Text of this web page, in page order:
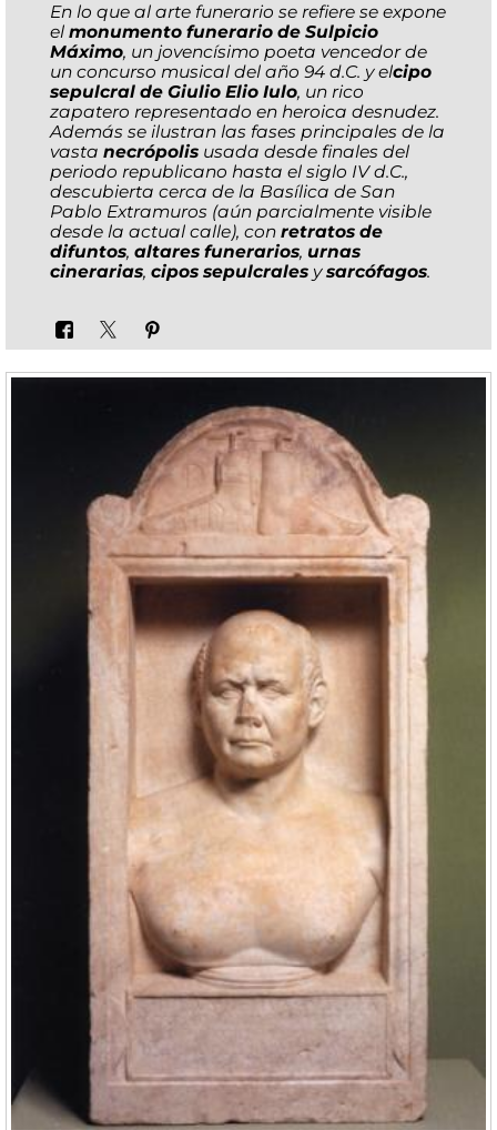
En lo que al arte funerario se refiere se expone
el monumento funerario de Sulpicio
Máximo, un jovencísimo poeta vencedor de
un concurso musical del año 94 d.C. y elcipo
sepulcral de Giulio Elio Iulo, un rico
zapatero representado en heroica desnudez.
Además se ilustran las fases principales de la
vasta necrópolis usada desde finales del
periodo republicano hasta el siglo IV d.C.,
descubierta cerca de la Basílica de San
Pablo Extramuros (aún parcialmente visible
desde la actual calle), con retratos de
difuntos, altares funerarios, urnas
cinerarias, cipos sepulcrales ysarcófagos.